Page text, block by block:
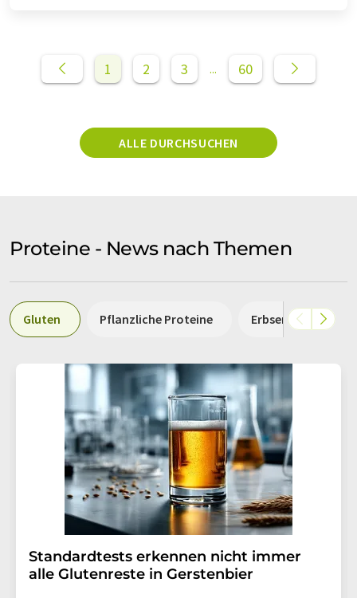
1 2 3 ... 60
ALLE DURCHSUCHEN
Proteine - News nach Themen
Gluten Pflanzliche Proteine Erbsenproteine
Standardtests erkennen nicht immer
alle Glutenreste in Gerstenbier